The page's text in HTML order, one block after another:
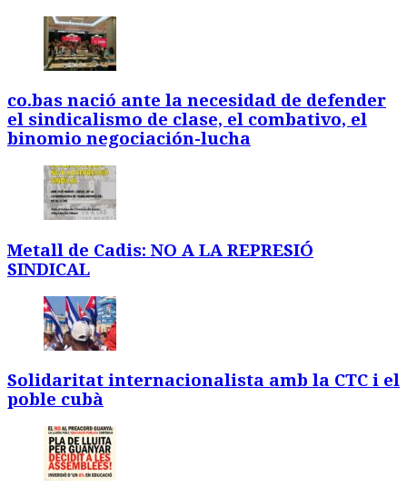
co.bas nació ante la necesidad de defender
el sindicalismo de clase, el combativo, el
binomio negociación-lucha
Metall de Cadis: NO A LA REPRESIÓ
SINDICAL
Solidaritat internacionalista amb la CTC i el
poble cubà